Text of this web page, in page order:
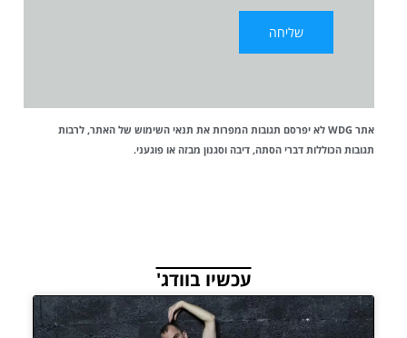
אתר WDG לא יפרסם תגובות המפרות את תנאי השימוש של האתר, לרבות
תגובות הכוללות דברי הסתה, דיבה וסגנון מבזה או פוגעני.
עכשיו בוודג'